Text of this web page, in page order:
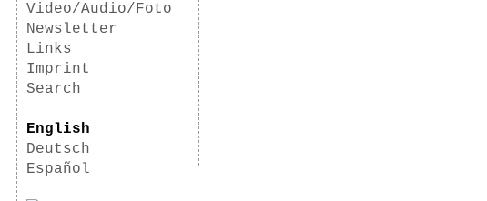
Video/Audio/Foto
Newsletter
Links
Imprint
Search
English
Deutsch
Español